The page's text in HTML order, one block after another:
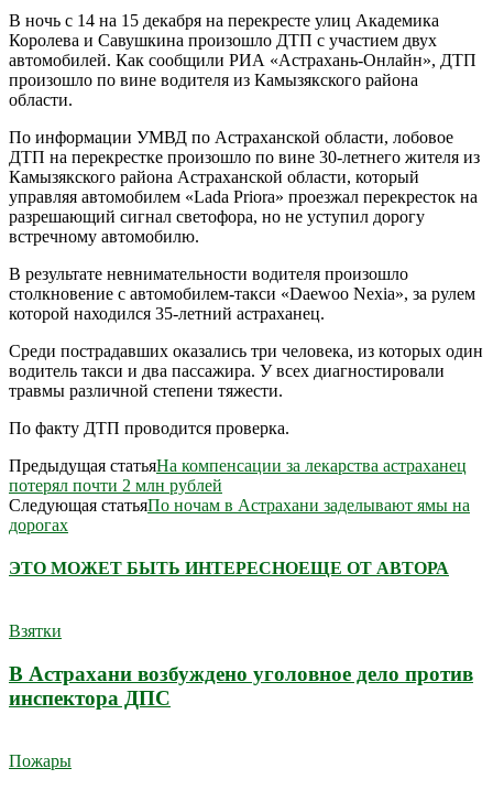
В ночь с 14 на 15 декабря на перекресте улиц Академика
Королева и Савушкина произошло ДТП с участием двух
автомобилей. Как сообщили РИА «Астрахань-Онлайн», ДТП
произошло по вине водителя из Камызякского района
области.
По информации УМВД по Астраханской области, лобовое
ДТП на перекрестке произошло по вине 30-летнего жителя из
Камызякского района Астраханской области, который
управляя автомобилем «Lada Priora» проезжал перекресток на
разрешающий сигнал светофора, но не уступил дорогу
встречному автомобилю.
В результате невнимательности водителя произошло
столкновение с автомобилем-такси «Daewoo Nexia», за рулем
которой находился 35-летний астраханец.
Среди пострадавших оказались три человека, из которых один
водитель такси и два пассажира. У всех диагностировали
травмы различной степени тяжести.
По факту ДТП проводится проверка.
Предыдущая статьяНа компенсации за лекарства астраханец
потерял почти 2 млн рублей
Следующая статьяПо ночам в Астрахани заделывают ямы на
дорогах
ЭТО МОЖЕТ БЫТЬ ИНТЕРЕСНОЕЩЕ ОТ АВТОРА
Взятки
В Астрахани возбуждено уголовное дело против
инспектора ДПС
Пожары